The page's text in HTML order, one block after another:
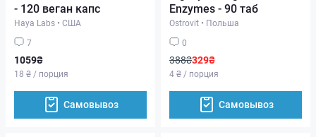
- 120 веган капс
Haya Labs • США
7
1059₴
18 ₴ / порция
Самовывоз
Enzymes - 90 таб
Ostrovit • Польша
0
388₴329₴
4 ₴ / порция
Самовывоз